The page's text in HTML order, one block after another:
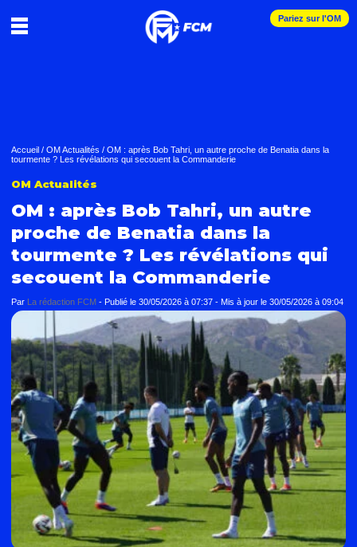
Pariez sur l'OM
Accueil / OM Actualités / OM : après Bob Tahri, un autre proche de Benatia dans la
tourmente ? Les révélations qui secouent la Commanderie
OM Actualités
OM : après Bob Tahri, un autre
proche de Benatia dans la
tourmente ? Les révélations qui
secouent la Commanderie
Par La rédaction FCM - Publié le 30/05/2026 à 07:37 - Mis à jour le 30/05/2026 à 09:04